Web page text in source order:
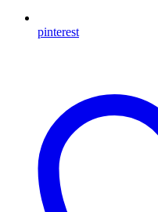
pinterest